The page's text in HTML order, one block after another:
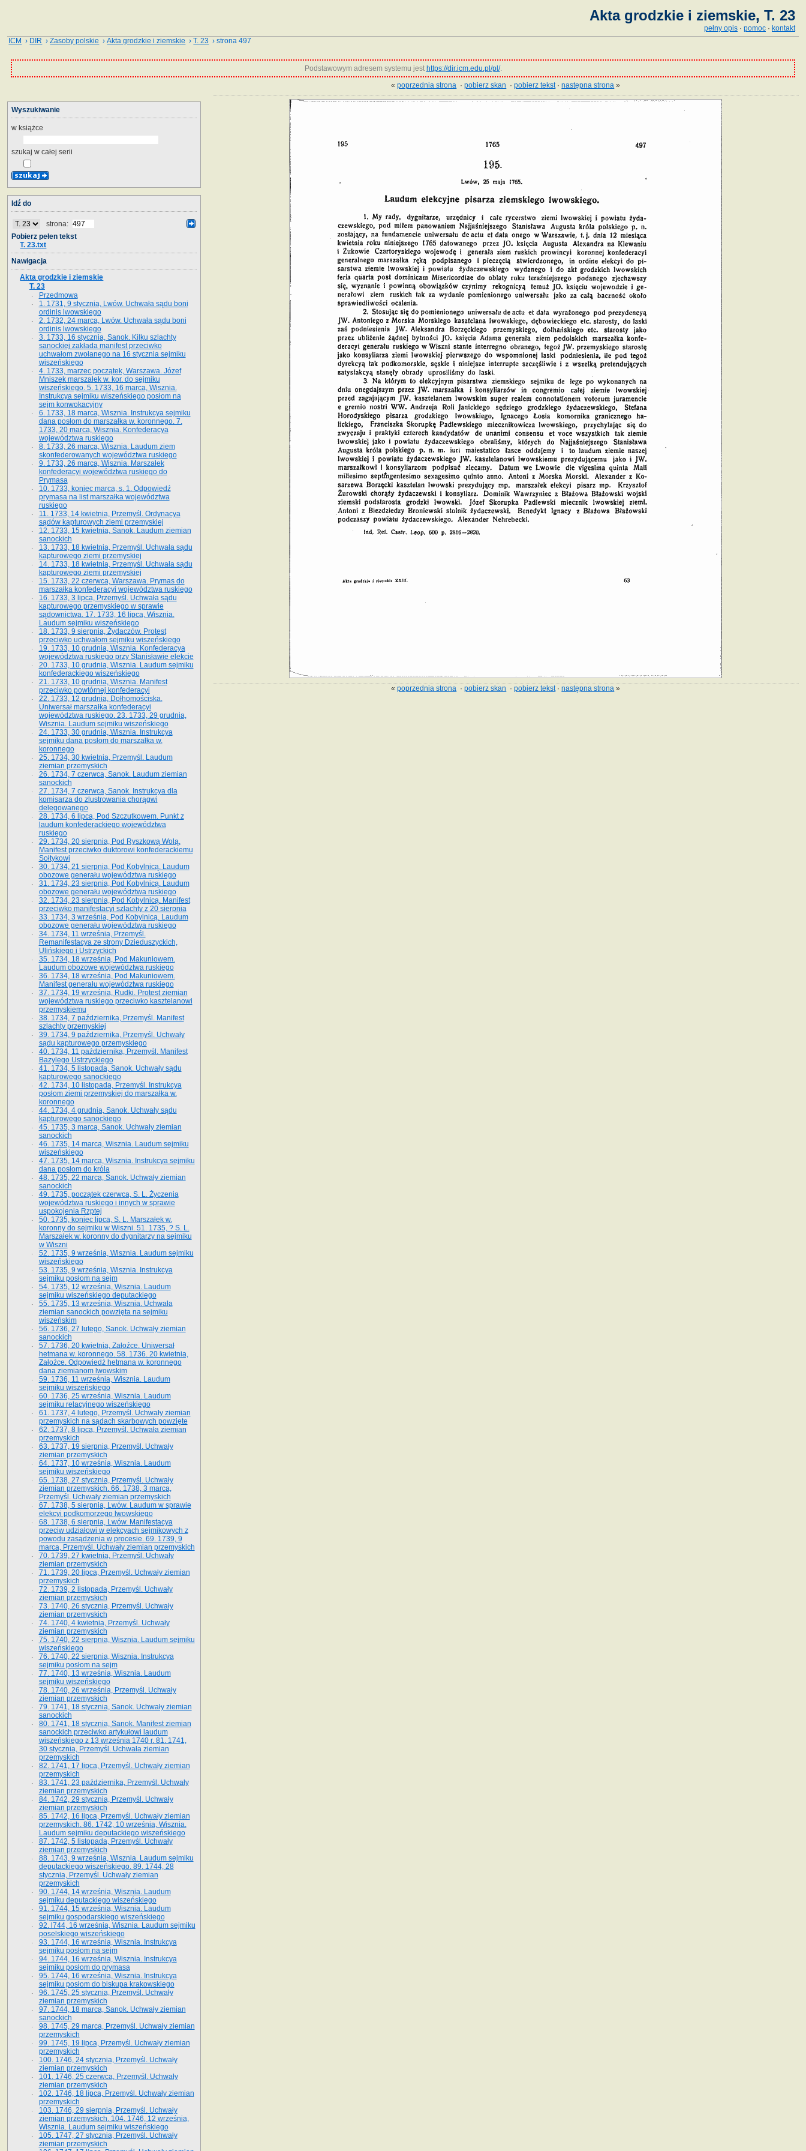
Akta grodzkie i ziemskie, T. 23
pełny opis · pomoc · kontakt
ICM › DIR ›Zasoby polskie ›Akta grodzkie i ziemskie ›T. 23 › strona 497
Podstawowym adresem systemu jest https://dir.icm.edu.pl/pl/.
«poprzednia strona ·pobierz skan ·pobierz tekst·następna strona »
«poprzednia strona ·pobierz skan ·pobierz tekst·następna strona »
Wyszukiwanie
w książce
szukaj w całej serii
Idź do
strona:
Pobierz pełen tekst
T. 23.txt
Nawigacja
Akta grodzkie i ziemskie
T. 23
Przedmowa
1. 1731, 9 stycznia, Lwów. Uchwała sądu boni
ordinis lwowskiego
2. 1732, 24 marca, Lwów. Uchwała sądu boni
ordinis lwowskiego
3. 1733, 16 stycznia, Sanok. Kilku szlachty
sanockiej zakłada manifest przeciwko
uchwałom zwołanego na 16 stycz­nia sejmiku
wiszeńskiego
4. 1733, marzec początek, Warszawa. Józef
Mniszek marszałek w. kor. do sejmiku
wiszeńskiego. 5. 1733, 16 marca, Wisznia.
Instrukcya sejmiku wiszeńskiego posłom na
sejm konwokacyjny
6. 1733, 18 marca, Wisznia. Instrukcya sejmiku
dana posłom do marszałka w. koronnego. 7.
1733, 20 marca, Wisznia. Konfederacya
województwa ruskiego
8. 1733, 26 marca, Wisznia. Laudum ziem
skonfederowanych województwa ruskiego
9. 1733, 26 marca, Wisznia. Marszałek
konfederacyi województwa ruskiego do
Prymasa
10. 1733, koniec marca, s. 1. Odpowiedź
prymasa na list marszałka województwa
ruskiego
11. 1733, 14 kwietnia, Przemyśl. Ordynacya
sądów kapturowych ziemi przemyskiej
12. 1733, 15 kwietnia, Sanok. Laudum ziemian
sanockich
13. 1733, 18 kwietnia, Przemyśl. Uchwała sądu
kapturowego ziemi przemyskiej
14. 1733, 18 kwietnia, Przemyśl. Uchwała sądu
kapturowego ziemi przemyskiej
15. 1733, 22 czerwca, Warszawa. Prymas do
marszałka konfederacyi województwa ruskiego
16. 1733, 3 lipca, Przemyśl. Uchwała sądu
kapturowego przemyskiego w sprawie
sądownictwa. 17. 1733, 16 lipca, Wisznia.
Laudum sejmiku wiszeńskiego
18. 1733, 9 sierpnia, Żydaczów. Protest
przeciwko uchwałom sejmiku wiszeńskiego
19. 1733, 10 grudnia, Wisznia. Konfederacya
województwa ruskiego przy Stanisławie elekcie
20. 1733, 10 grudnia, Wisznia. Laudum sejmiku
konfederackiego wiszeńskiego
21. 1733, 10 grudnia, Wisznia. Manifest
przeciwko powtórnej konfederacyi
22. 1733, 12 grudnia, Dołhomościska.
Uniwersał marszałka konfederacyi
województwa ruskiego. 23. 1733, 29 grudnia,
Wisznia. Laudum sejmiku wiszeńskiego
24. 1733, 30 grudnia, Wisznia. Instrukcya
sejmiku dana posłom do marszałka w.
koronnego
25. 1734, 30 kwietnia, Przemyśl. Laudum
ziemian przemyskich
26. 1734, 7 czerwca, Sanok. Laudum ziemian
sanockich
27. 1734, 7 czerwca, Sanok. Instrukcya dla
komisarza do zlustrowania chorągwi
delegowanego
28. 1734, 6 lipca, Pod Szczutkowem. Punkt z
laudum konfederackiego województwa
ruskiego
29. 1734, 20 sierpnia, Pod Ryszkową Wolą.
Manifest przeciwko duktorowi konfederackiemu
Sołtykowi
30. 1734, 21 sierpnia, Pod Kobylnicą. Laudum
obozowe generału województwa ruskiego
31. 1734, 23 sierpnia, Pod Kobylnicą. Laudum
obozowe generału województwa ruskiego
32. 1734, 23 sierpnia, Pod Kobylnicą. Manifest
przeciwko manifestacyi szlachty z 20 sierpnia
33. 1734, 3 września, Pod Kobylnicą. Laudum
obozowe generału województwa ruskiego
34. 1734, 11 września, Przemyśl.
Remanifestacya ze strony Dzieduszyckich,
Ulińskiego i Ustrzyckich
35. 1734, 18 września, Pod Makuniowem.
Laudum obozowe województwa ruskiego
36. 1734, 18 września, Pod Makuniowem.
Manifest generału województwa ruskiego
37. 1734, 19 września, Rudki. Protest ziemian
województwa ruskiego przeciwko kasztelanowi
przemyskiemu
38. 1734, 7 października, Przemyśl. Manifest
szlachty przemyskiej
39. 1734, 9 października, Przemyśl. Uchwały
sądu kapturowego przemyskiego
40. 1734, 11 października, Przemyśl. Manifest
Bazylego Ustrzyckiego
41. 1734, 5 listopada, Sanok. Uchwały sądu
kapturowego sanockiego
42. 1734, 10 listopada, Przemyśl. Instrukcya
posłom ziemi przemyskiej do marszałka w.
koronnego
44. 1734, 4 grudnia, Sanok. Uchwały sądu
kapturowego sanockiego
45. 1735, 3 marca, Sanok. Uchwały ziemian
sanockich
46. 1735, 14 marca, Wisznia. Laudum sejmiku
wiszeńskiego
47. 1735, 14 marca, Wisznia. Instrukcya sejmiku
dana posłom do króla
48. 1735, 22 marca, Sanok. Uchwały ziemian
sanockich
49. 1735, początek czerwca, S. L. Życzenia
województwa ruskiego i innych w sprawie
uspokojenia Rzptej
50. 1735, koniec lipca, S. L. Marszałek w.
koronny do sejmiku w Wiszni. 51. 1735, ? S. L.
Marszałek w. koronny do dygnitarzy na sejmiku
w Wiszni
52. 1735, 9 września, Wisznia. Laudum sejmiku
wiszeńskiego
53. 1735, 9 września, Wisznia. Instrukcya
sejmiku posłom na sejm
54. 1735, 12 września, Wisznia. Laudum
sejmiku wiszeńskiego deputackiego
55. 1735, 13 września, Wisznia. Uchwała
ziemian sanockich powzięta na sejmiku
wiszeńskim
56. 1736, 27 lutego, Sanok. Uchwały ziemian
sanockich
57. 1736, 20 kwietnia, Załoźce. Uniwersał
hetmana w. koronnego. 58. 1736. 20 kwietnia,
Załoźce. Odpowiedź hetmana w. koronnego
dana ziemianom lwowskim
59. 1736, 11 września, Wisznia. Laudum
sejmiku wiszeńskiego
60. 1736, 25 września, Wisznia. Laudum
sejmiku relacyjnego wiszeńskiego
61. 1737, 4 lutego, Przemyśl. Uchwały ziemian
przemyskich na sądach skarbowych powzięte
62. 1737, 8 lipca, Przemyśl. Uchwała ziemian
przemyskich
63. 1737, 19 sierpnia, Przemyśl. Uchwały
ziemian przemyskich
64. 1737, 10 września, Wisznia. Laudum
sejmiku wiszeńskiego
65. 1738, 27 stycznia, Przemyśl. Uchwały
ziemian przemyskich­­. 66. 1738, 3 marca,
Przemyśl. Uchwały ziemian przemyskich­
67. 1738, 5 sierpnia, Lwów. Laudum w sprawie
elekcyi podkomorzego lwowskiego
68. 1738, 6 sierpnia, Lwów. Manifestacya
przeciw udziałowi w elekcyach sejmikowych z
powodu zasądzenia w procesie. 69. 1739, 9
marca, Przemyśl. Uchwały ziemian przemyskich
70. 1739, 27 kwietnia, Przemyśl. Uchwały
ziemian przemyskich
71. 1739, 20 lipca, Przemyśl. Uchwały ziemian
przemyskich
72. 1739, 2 listopada, Przemyśl. Uchwały
ziemian przemyskich
73. 1740, 26 stycznia, Przemyśl. Uchwały
ziemian przemyskich
74. 1740, 4 kwietnia, Przemyśl. Uchwały
ziemian przemyskich
75. 1740, 22 sierpnia, Wisznia. Laudum sejmiku
wiszeńskiego
76. 1740, 22 sierpnia, Wisznia. Instrukcya
sejmiku posłom na sejm
77. 1740, 13 września, Wisznia. Laudum
sejmiku wiszeńskiego
78. 1740, 26 września, Przemyśl. Uchwały
ziemian przemyskich
79. 1741, 18 stycznia, Sanok. Uchwały ziemian
sanockich
80. 1741, 18 stycznia, Sanok. Manifest ziemian
sanockich przeciwko artykułowi laudum
wiszeńskiego z 13 wrze­śnia 1740 r. 81. 1741,
30 stycznia, Przemyśl. Uchwała ziemian
przemyskich
82. 1741, 17 lipca, Przemyśl. Uchwały ziemian
przemyskich
83. 1741, 23 października, Przemyśl. Uchwały
ziemian przemyskich
84. 1742, 29 stycznia, Przemyśl. Uchwały
ziemian przemyskich
85. 1742, 16 lipca, Przemyśl. Uchwały ziemian
przemyskich. 86. 1742, 10 września, Wisznia.
Laudum sejmiku deputackiego wiszeńskiego
87. 1742, 5 listopada, Przemyśl. Uchwały
ziemian przemyskich
88. 1743, 9 września, Wisznia. Laudum sejmiku
deputackiego wiszeńskiego. 89. 1744, 28
stycznia, Przemyśl. Uchwały ziemian
przemyskich
90. 1744, 14 września, Wisznia. Laudum
sejmiku deputackiego wiszeńskiego
91. 1744, 15 września, Wisznia. Laudum
sejmiku gospodarskiego wiszeńskiego
92. l744, 16 września, Wisznia. Laudum sejmiku
poselskiego wiszeńskiego
93. 1744, 16 września, Wisznia. Instrukcya
sejmiku posłom na sejm
94. 1744, 16 września, Wisznia. Instrukcya
sejmiku posłom do prymasa
95. 1744, 16 września, Wisznia. Instrukcya
sejmiku posłom do biskupa krakowskiego
96. 1745, 25 stycznia, Przemyśl. Uchwały
ziemian przemyskich
97. 1744, 18 marca, Sanok. Uchwały ziemian
sanockich
98. 1745, 29 marca, Przemyśl. Uchwały ziemian
przemyskich
99. 1745, 19 lipca, Przemyśl. Uchwały ziemian
przemyskich
100. 1746, 24 stycznia, Przemyśl. Uchwały
ziemian przemyskich
101. 1746, 25 czerwca, Przemyśl. Uchwały
ziemian przemyskich
102. 1746, 18 lipca, Przemyśl. Uchwały ziemian
przemyskich
103. 1746, 29 sierpnia, Przemyśl. Uchwały
ziemian przemyskich. 104. 1746, 12 września,
Wisznia. Laudum sejmiku wiszeńskiego
105. 1747, 27 stycznia, Przemyśl. Uchwały
ziemian przemyskich